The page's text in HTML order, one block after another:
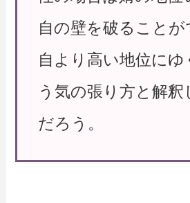
自の壁を破ることが
自より高い地位に
う気の張り方と解
だろう。